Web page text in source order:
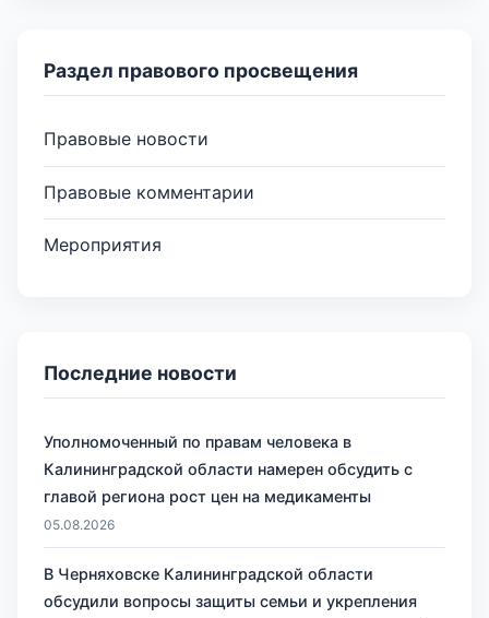
Раздел правового просвещения
Правовые новости
Правовые комментарии
Мероприятия
Последние новости
Уполномоченный по правам человека в
Калининградской области намерен обсудить с
главой региона рост цен на медикаменты
05.08.2026
В Черняховске Калининградской области
обсудили вопросы защиты семьи и укрепления